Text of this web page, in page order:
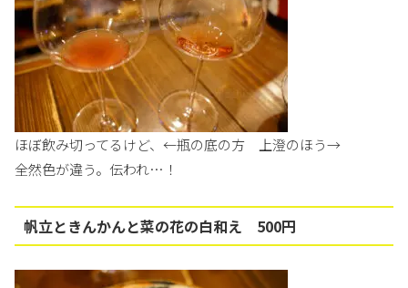
ほぼ飲み切ってるけど、←瓶の底の方 上澄のほう→
全然色が違う。伝われ…！
帆立ときんかんと菜の花の白和え 500円